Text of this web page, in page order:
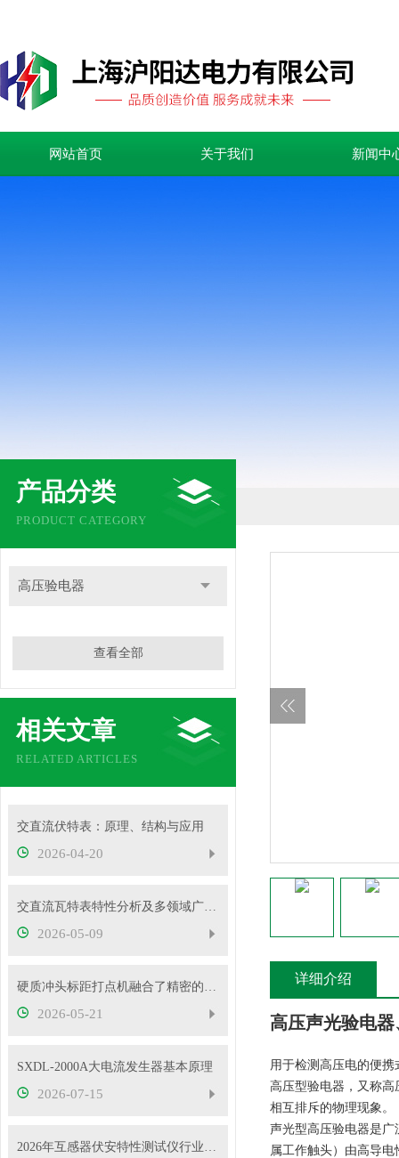
网站首页 关于我们 新闻中
产品分类
PRODUCT CATEGORY
高压验电器
查看全部
相关文章
RELATED ARTICLES
交直流伏特表：原理、结构与应用
2026-04-20
交直流瓦特表特性分析及多领域广泛应用
2026-05-09
硬质冲头标距打点机融合了精密的机械传动与弹性冲击技术
2026-05-21
SXDL-2000A大电流发生器基本原理
2026-07-15
2026年互感器伏安特性测试仪行业发展概况
详细介绍
高压声光验电
用于检测高压电的便携
高压型验电器，又称
相互排斥的物理现象。
声光型高压验电器是
属工作触头）由高导